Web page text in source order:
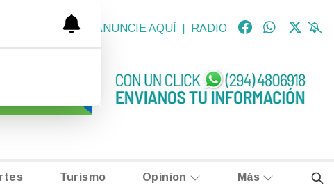
ANUNCIE AQUÍ RADIO
Turismo Opinion Más